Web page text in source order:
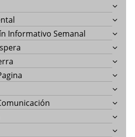
Informativo Semanal